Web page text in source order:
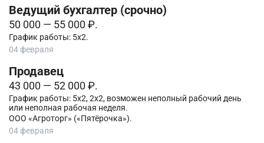
Ведущий бухгалтер (срочно)
50 000 — 55 000 ₽.
График работы: 5х2.
04 февраля
Продавец
43 000 — 52 000 ₽.
График работы: 5х2, 2х2, возможен неполный рабочий день
или неполная рабочая неделя.
ООО «Агроторг» («Пятёрочка»).
04 февраля